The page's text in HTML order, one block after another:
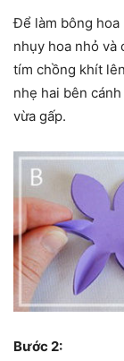
Để làm bông hoa
nhụy hoa nhỏ và
tím chồng khít
nhẹ hai bên
vừa gấp.
Bước 2: